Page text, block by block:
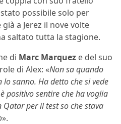
possibile solo per
a Jerez il nove volte
saltato tutta la stagione.
di Marc Marquez e del suo
di Alex: «Non sa quando
sanno. Ha detto che si vede
positivo sentire che ha voglia
per il test so che stava
».